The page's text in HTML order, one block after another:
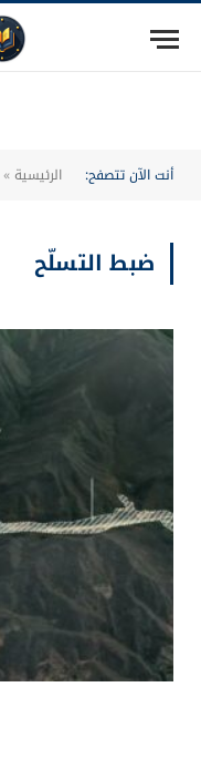
أنت الآن تتصفح: الرئيسية»
ضبط التسلّح